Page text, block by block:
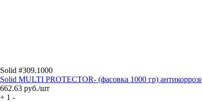
Solid #309.1000
Solid MULTI PROTECTOR- (фасовка 1000 гр)
662.63 руб./шт
+ 1 -